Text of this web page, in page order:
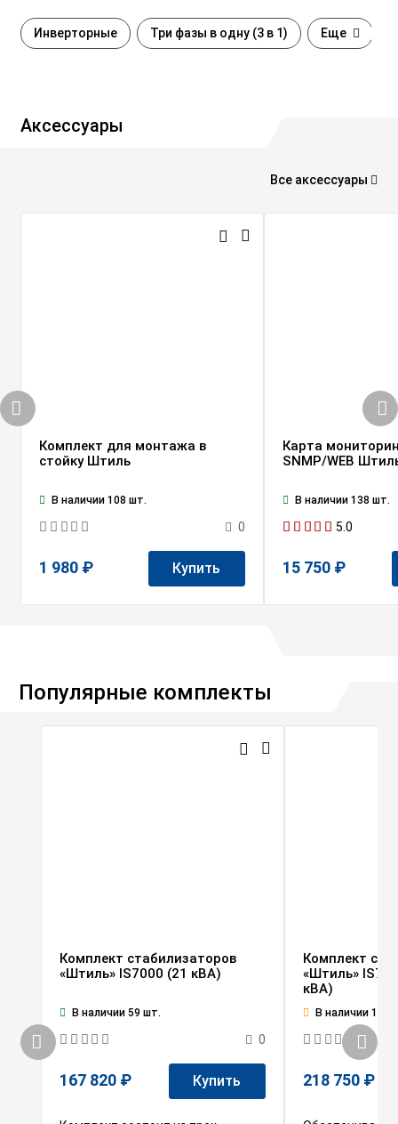
Инверторные Три фазы в одну (3 в 1) Еще
Аксессуары
Все аксессуары
Комплект для монтажа в
стойку Штиль
В наличии 108 шт.
0
1 980 ₽ Купить
Карта
SNMP/WEB
В наличии 138 шт.
5.0
15 750 ₽
Популярные комплекты
Комплект стабилизаторов
«Штиль» IS7000 (21 кВА)
В наличии 59 шт.
0
167 820 ₽ Купить
Комплект
«Штиль»
кВА)
В наличии 1 шт.
218 750 ₽